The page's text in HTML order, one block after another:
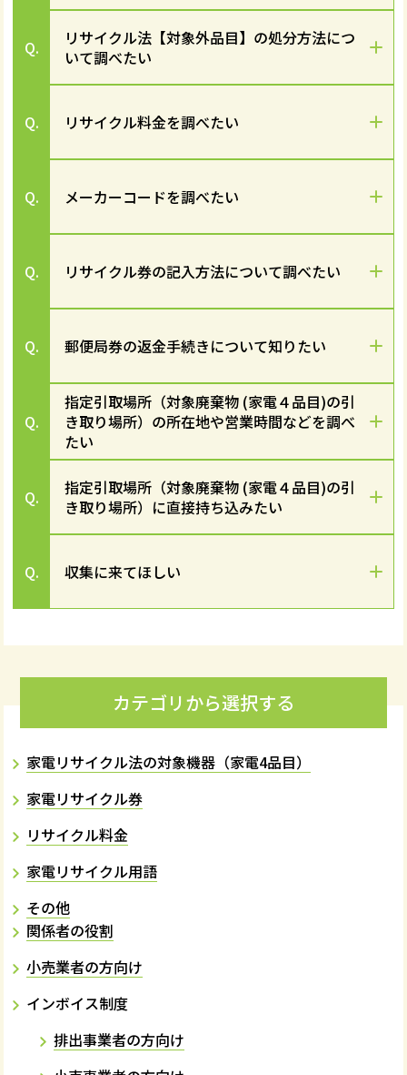
Q.
リサイクル法【対象外品目】の処分方法につ
いて調べたい
Q. リサイクル料金を調べたい
Q. メーカーコードを調べたい
Q. リサイクル券の記入方法について調べたい
Q. 郵便局券の返金手続きについて知りたい
Q.
指定引取場所（対象廃棄物 (家電４品目)の引
き取り場所）の所在地や営業時間などを調べ
たい
Q.
指定引取場所（対象廃棄物 (家電４品目)の引
き取り場所）に直接持ち込みたい
Q. 収集に来てほしい
カテゴリから選択する
家電リサイクル法の対象機器（家電4品目）
家電リサイクル券
リサイクル料金
家電リサイクル用語
その他
関係者の役割
小売業者の方向け
インボイス制度
排出事業者の方向け